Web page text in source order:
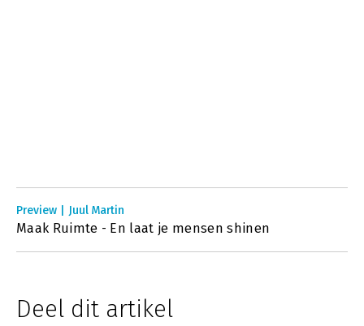
Preview | Juul Martin
Maak Ruimte - En laat je mensen shinen
Deel dit artikel